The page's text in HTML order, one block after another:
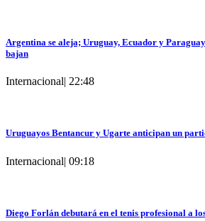
Argentina se aleja; Uruguay, Ecuador y
bajan
Internacional| 22:48
Uruguayos Bentancur y Ugarte anticipan un
Internacional| 09:18
Diego Forlán debutará en el tenis profesional a